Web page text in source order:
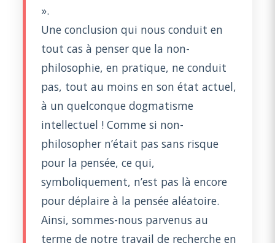
».
Une conclusion qui nous conduit en
tout cas à penser que la non-
philosophie, en pratique, ne conduit
pas, tout au moins en son état actuel,
à un quelconque dogmatisme
intellectuel ! Comme si non-
philosopher n’était pas sans risque
pour la pensée, ce qui,
symboliquement, n’est pas là encore
pour déplaire à la pensée aléatoire.
Ainsi, sommes-nous parvenus au
terme de notre travail de recherche en